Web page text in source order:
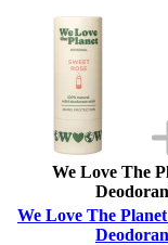
We Love The
We Love The